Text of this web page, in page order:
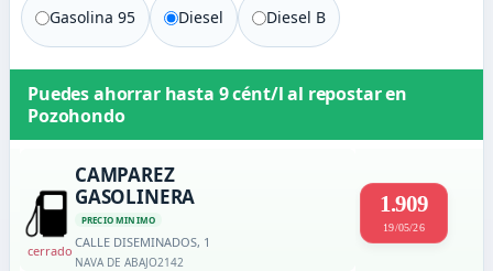
Gasolina 95 Diesel Diesel B
Puedes ahorrar hasta 9 cént/lal repostar en
Pozohondo
cerrado
CAMPAREZ
GASOLINERA
PRECIO MINIMO
CALLE DISEMINADOS, 1
NAVA DE ABAJO2142
1.909
19/05/26